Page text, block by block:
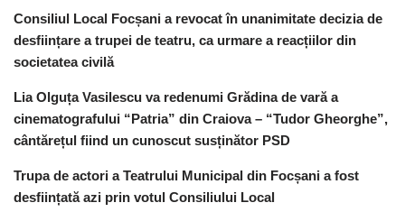
Consiliul Local Focșani a revocat în unanimitate decizia de
desființare a trupei de teatru, ca urmare a reacțiilor din
societatea civilă
Lia Olguța Vasilescu va redenumi Grădina de vară a
cinematografului “Patria” din Craiova – “Tudor Gheorghe”,
cântărețul fiind un cunoscut susținător PSD
Trupa de actori a Teatrului Municipal din Focșani a fost
desființată azi prin votul Consiliului Local